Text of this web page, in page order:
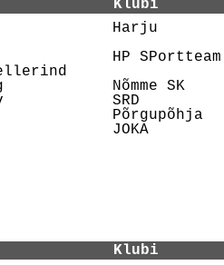
Klubi
Harju
HP
Nõmme SK
SRD
JOKA
Klubi